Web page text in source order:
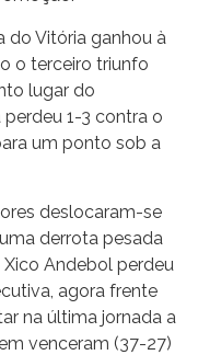
do Vitória ganhou à
o terceiro triunfo
lugar do
1-3 contra o
um ponto sob a
deslocaram-se
derrota pesada
Andebol perdeu
agora frente
na última jornada a
venceram (37-27)